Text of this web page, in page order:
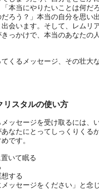
本当にやりたいことは何だ
ろう？」本当の自分を思い
会います。そして、レムリ
っかけで、本当のあなたの
くるメッセージ、その壮大
リスタルの使い方
ッセージを受け取るには、
なたにとってしっくりくる
です。
いて眠る
する
メッセージをください」と念